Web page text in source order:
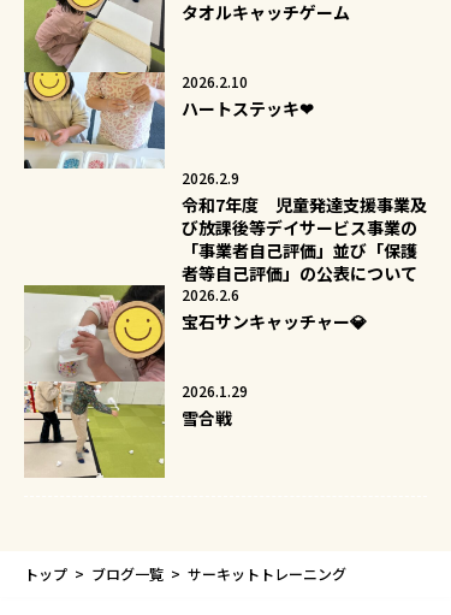
タオルキャッチゲーム
2026.2.10
ハートステッキ❤
2026.2.9
令和7年度 児童発達支援事業及
び放課後等デイサービス事業の
「事業者自己評価」並び「保護
者等自己評価」の公表について
2026.2.6
宝石サンキャッチャー💎
2026.1.29
雪合戦
トップ ブログ一覧 サーキットトレーニング